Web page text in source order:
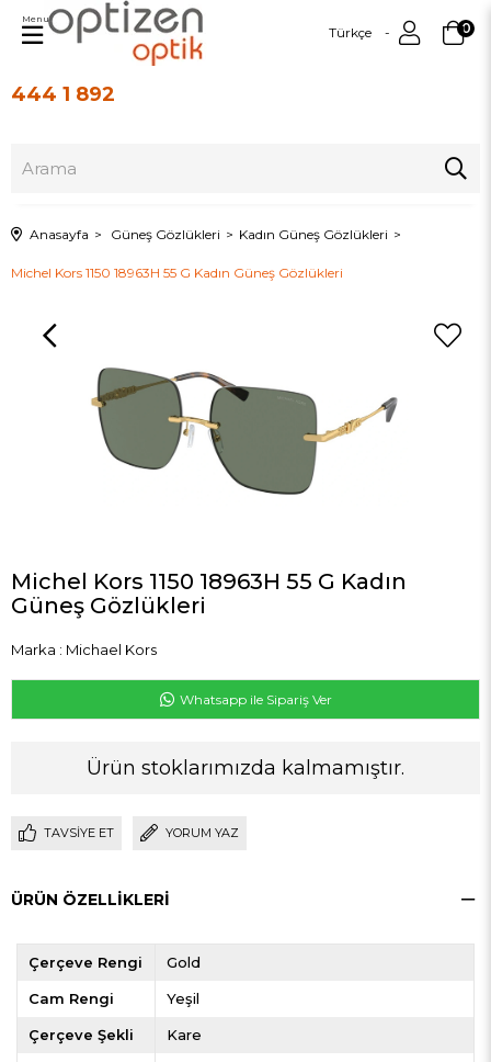
444 1 892
Türkçe 0
Menu
Anasayfa Güneş Gözlükleri Kadın Güneş Gözlükleri
Michel Kors 1150 18963H 55 G Kadın Güneş Gözlükleri
Michel Kors 1150 18963H 55 G Kadın
Güneş Gözlükleri
Marka : Michael Kors
Whatsapp ile Sipariş Ver
Ürün stoklarımızda kalmamıştır.
TAVSIYE ET YORUM YAZ
ÜRÜN ÖZELLIKLERI
Çerçeve Rengi Gold
Cam Rengi Yeşil
Çerçeve Şekli Kare